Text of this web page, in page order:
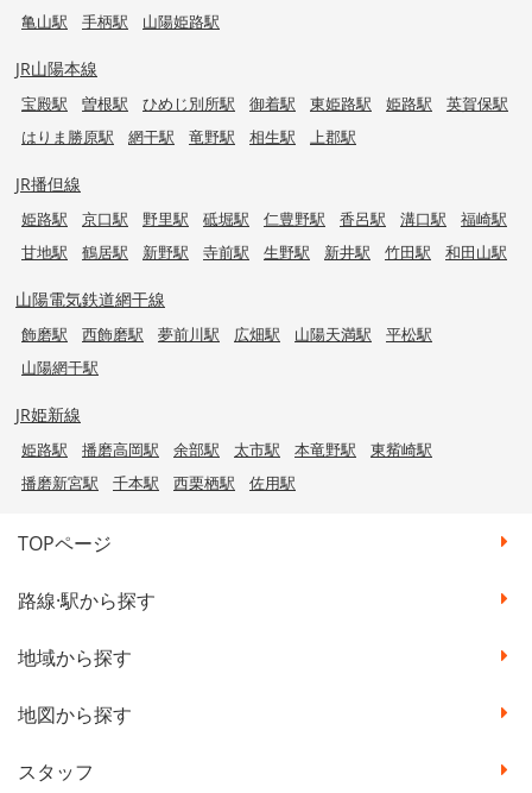
亀山駅
手柄駅 山陽姫路駅
JR山陽本線
宝殿駅 曽根駅 ひめじ別所駅 御着駅 東姫路駅 姫路駅
英賀保駅
はりま勝原駅
網干駅 竜野駅 相生駅 上郡駅
JR播但線
姫路駅 京口駅 野里駅 砥堀駅 仁豊野駅 香呂駅 溝口駅
福崎駅
甘地駅
鶴居駅 新野駅 寺前駅 生野駅 新井駅 竹田駅 和田山駅
山陽電気鉄道網干線
飾磨駅 西飾磨駅 夢前川駅 広畑駅 山陽天満駅
平松駅
山陽網干駅
JR姫新線
姫路駅 播磨高岡駅 余部駅 太市駅 本竜野駅
東觜崎駅
播磨新宮駅
千本駅 西栗栖駅 佐用駅
TOPページ
路線·駅から探す
地域から探す
地図から探す
スタッフ